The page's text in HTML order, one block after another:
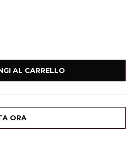
AL CARRELLO
ORA